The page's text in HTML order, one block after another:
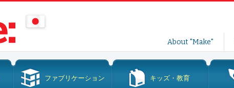
テ
ツ
About "Make"
ファブリケーション キッズ・教育